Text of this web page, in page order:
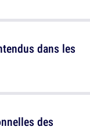
des
dans les